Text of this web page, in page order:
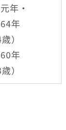
年・
年
）
年
）